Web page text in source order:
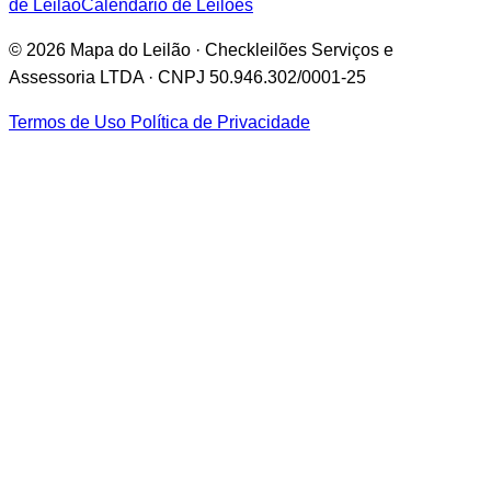
de LeilãoCalendário de Leilões
© 2026 Mapa do Leilão · Checkleilões Serviços e
Assessoria LTDA · CNPJ 50.946.302/0001-25
Termos de Uso Política de Privacidade